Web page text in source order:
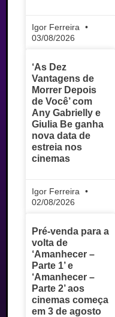
Igor Ferreira
03/08/2026
‘As Dez
Vantagens de
Morrer Depois
de Você’ com
Any Gabrielly e
Giulia Be ganha
nova data de
estreia nos
cinemas
Igor Ferreira
02/08/2026
Pré-venda para a
volta de
‘Amanhecer –
Parte 1’ e
‘Amanhecer –
Parte 2’ aos
cinemas começa
em 3 de agosto